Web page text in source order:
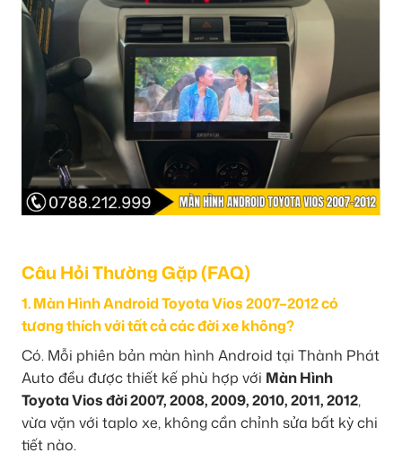
Câu Hỏi Thường Gặp (FAQ)
1. Màn Hình Android Toyota Vios 2007–2012 có
tương thích với tất cả các đời xe không?
Có. Mỗi phiên bản màn hình Android tại Thành Phát
Auto đều được thiết kế phù hợp với Màn Hình
Toyota Vios đời 2007, 2008, 2009, 2010, 2011, 2012,
vừa vặn với taplo xe, không cần chỉnh sửa bất kỳ chi
tiết nào.